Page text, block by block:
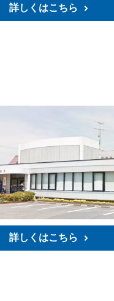
詳しくはこちら
詳しくはこちら